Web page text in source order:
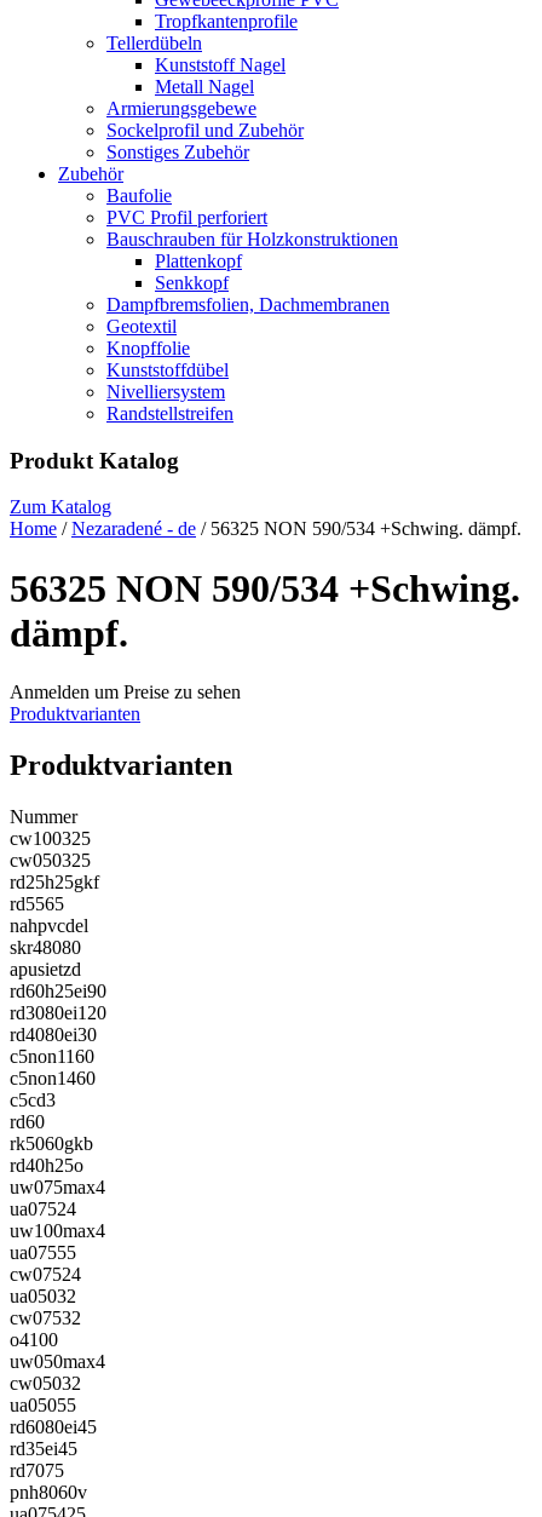
Tropfkantenprofile
Tellerdübeln
Kunststoff Nagel
Metall Nagel
Armierungsgebewe
Sockelprofil und Zubehör
Sonstiges Zubehör
Zubehör
Baufolie
PVC Profil perforiert
Bauschrauben für Holzkonstruktionen
Plattenkopf
Senkkopf
Dampfbremsfolien, Dachmembranen
Geotextil
Knopffolie
Kunststoffdübel
Nivelliersystem
Randstellstreifen
Produkt Katalog
Zum Katalog
Home /Nezaradené - de / 56325 NON 590/534 +Schwing. dämpf.
56325 NON 590/534 +Schwing.
dämpf.
Anmelden um Preise zu sehen
Produktvarianten
Produktvarianten
Nummer
cw100325
cw050325
rd25h25gkf
rd5565
nahpvcdel
skr48080
apusietzd
rd60h25ei90
rd3080ei120
rd4080ei30
c5non1160
c5non1460
c5cd3
rd60
rk5060gkb
rd40h25o
uw075max4
ua07524
uw100max4
ua07555
cw07524
ua05032
cw07532
o4100
uw050max4
cw05032
ua05055
rd6080ei45
rd35ei45
rd7075
pnh8060v